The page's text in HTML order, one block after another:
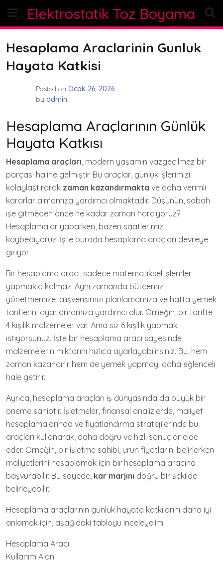
content
Elektrostatik Toz Boyama
Hesaplama Araclarinin Gunluk
Hayata Katkisi
Posted on Ocak 26, 2026
by admin
Hesaplama Araçlarının Günlük
Hayata Katkısı
Hesaplama araçları, modern yaşamın vazgeçilmez bir
parçası haline gelmiştir. Bu araçlar, günlük işlerimizi
kolaylaştırarak zaman kazandırmakta ve daha verimli
kararlar almamıza yardımcı olmaktadır. Düşünün, sabah
işe gitmeden önce ne kadar zaman harcıyoruz?
Hesaplamalar yaparken, bazen saatlerimizi
kaybediyoruz. İşte burada hesaplama araçları devreye
giriyor.
Bir hesaplama aracı, sadece matematiksel işlemler
yapmakla kalmaz. Aynı zamanda bütçemizi
yönetmemize, alışverişimizi planlamamıza ve hatta yemek
tariflerini ayarlamamıza yardımcı olur. Örneğin, bir tarifte
4 kişilik malzemeler var. Ama siz 6 kişilik yapmak
istiyorsunuz. İşte bir hesaplama aracı sayesinde,
malzemelerin miktarını hızlıca ayarlayabilirsiniz. Bu, hem
zaman kazandırır hem de yemek yapmayı daha eğlenceli
hale getirir.
Ayrıca, hesaplama araçları iş dünyasında da büyük bir
öneme sahiptir. İşletmeler, finansal analizlerde, maliyet
hesaplamalarında ve fiyatlandırma stratejilerinde bu
araçları kullanarak, daha doğru ve hızlı sonuçlar elde
eder. Örneğin, bir işletme sahibi, ürün fiyatlarını belirlerken
maliyetlerini hesaplamak için bir hesaplama aracına
başvurabilir. Bu sayede, kar marjını doğru bir şekilde
belirleyebilir.
Hesaplama araçlarının günlük hayata katkılarını daha iyi
anlamak için, aşağıdaki tabloyu inceleyelim:
Hesaplama Aracı
Kullanım Alanı